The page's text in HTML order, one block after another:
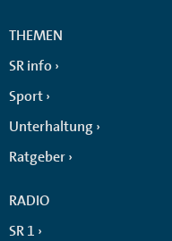
THEMEN
SR info
Sport
Unterhaltung
Ratgeber
RADIO
SR 1